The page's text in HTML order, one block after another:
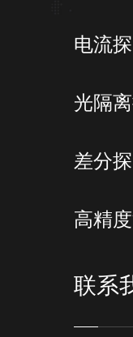
电流
光隔
差分
高精
联系